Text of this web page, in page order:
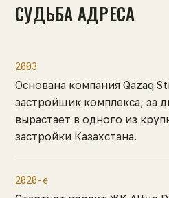
СУДЬБА АДРЕСА
2003
Основана компания Qazaq
застройщик комплекса; за
вырастает в одного из
застройки Казахстана.
2020-е